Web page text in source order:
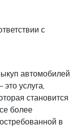
с
автомобилей
услуга,
становится
более
в